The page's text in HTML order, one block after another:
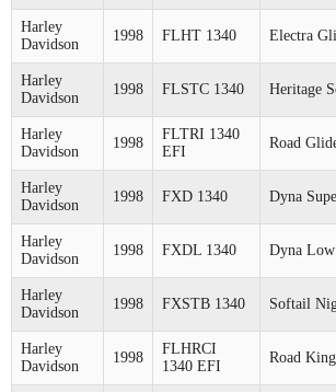
Harley
Davidson
1998 FLHT 1340 Electra
Harley
Davidson
1998 FLSTC 1340 Heritage
Harley
Davidson
1998
FLTRI 1340
EFI
Road
Harley
Davidson
1998 FXD 1340 Dyna
Harley
Davidson
1998 FXDL 1340 Dyna
Harley
Davidson
1998 FXSTB 1340 Softail
Harley
Davidson
1998
FLHRCI
1340 EFI
Road